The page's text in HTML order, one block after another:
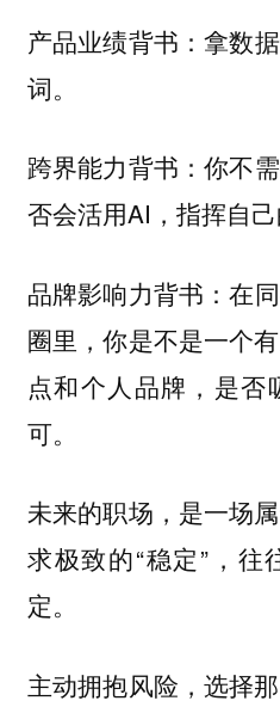
产品业绩背书 ：拿数
词。
跨界能力背书：你不
否会活用AI，指挥自
品牌影响力背书 ：在
圈里，你是不是一个
点和个人品牌，是否
可。
未来的职场，是一场
求极致的“稳定”，
定。
主动拥抱风险，选择